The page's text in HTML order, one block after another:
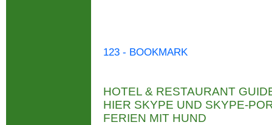
123 - BOOKMARK
HOTEL & RESTAURANT
HIER SKYPE UND SKYPE-
FERIEN MIT HUND